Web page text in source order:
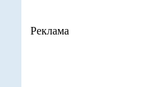
Реклама